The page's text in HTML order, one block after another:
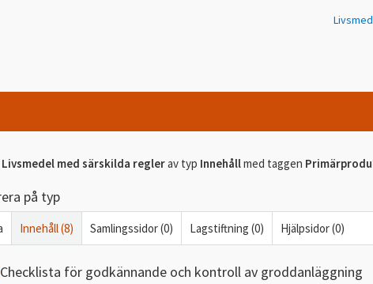
Livsmedel med särskilda reglerav typ Innehållmed taggen
på typ
Innehåll (8) Samlingssidor (0) Lagstiftning (0) Hjälpsidor (0)
Checklista för godkännande och kontroll av groddanläggning